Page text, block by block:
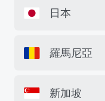
日本
羅馬尼亞
新加坡